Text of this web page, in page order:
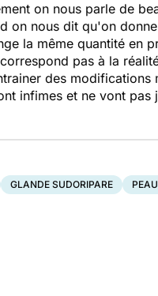
on nous parle de
on nous dit qu'on
la même quantité en
pas à la
des modifications
infimes et ne vont pas
GLANDE SUDORIPARE PEAU